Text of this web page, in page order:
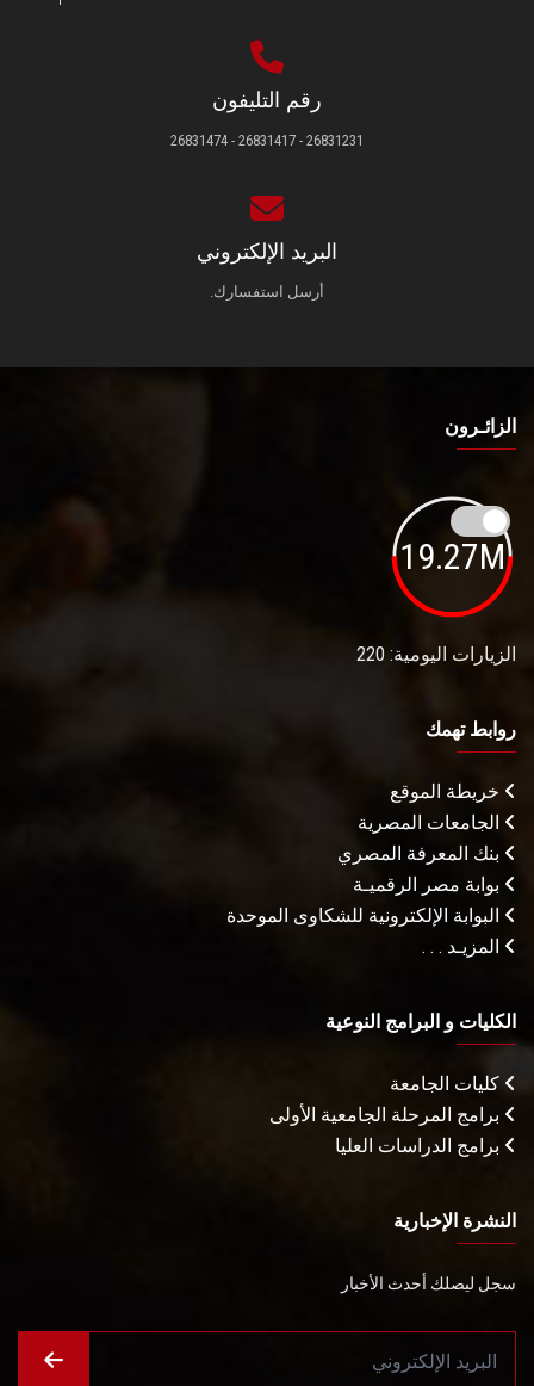
رقم التليفون
26831231 - 26831417 - 26831474
البريد الإلكتروني
أرسل استفسارك.
الزائـرون
19.27M
الزيارات اليومية: 220
روابط تهمك
خريطة الموقع
الجامعات المصرية
بنك المعرفة المصري
بوابة مصر الرقميـة
البوابة الإلكترونية للشكاوى الموحدة
المزيـد . . .
الكليات و البرامج النوعية
كليات الجامعة
برامج المرحلة الجامعية الأولى
برامج الدراسات العليا
النشرة الإخبارية
سجل ليصلك أحدث الأخبار